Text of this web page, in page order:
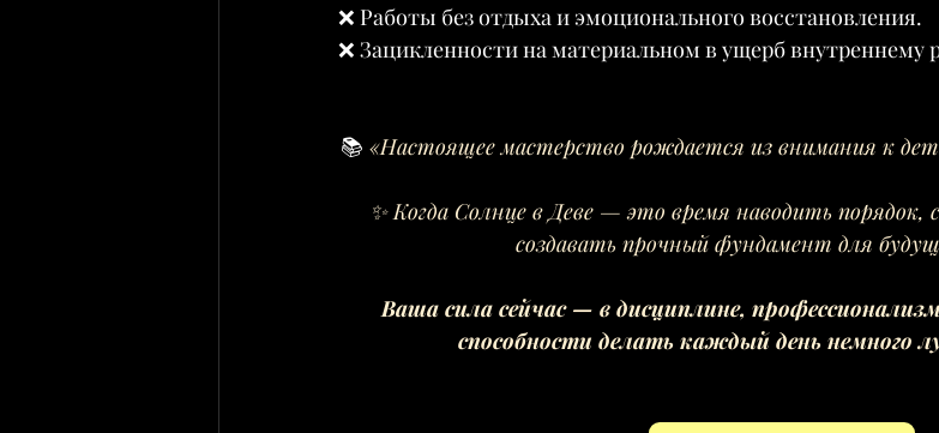
❌ Работы без отдыха и эмоционального восстановления.
❌ Зацикленности на материальном в ущерб внутреннему
📚 «Настоящее мастерство рождается из внимания к
✨ Когда Солнце в Деве — это время наводить порядок,
создавать прочный фундамент для
Ваша сила сейчас — в дисциплине,
способности делать каждый день немного